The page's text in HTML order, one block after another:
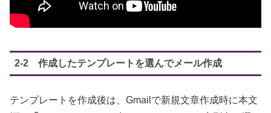
2-2 作成したテンプレートを選んでメール作成
テンプレートを作成後は、Gmailで新規文章作成時に本文